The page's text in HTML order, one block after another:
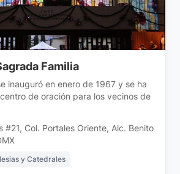
Familia
inauguró en enero de 1967 y se ha
de oración para los vecinos de
#21, Col. Portales Oriente, Alc. Benito
y Catedrales